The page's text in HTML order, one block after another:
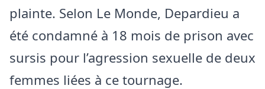
plainte. Selon Le Monde, Depardieu a
été condamné à 18 mois de prison avec
sursis pour l’agression sexuelle de deux
femmes liées à ce tournage.